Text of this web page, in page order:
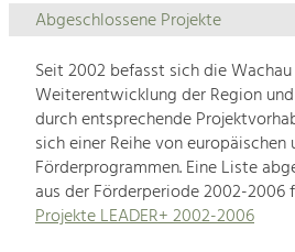
Abgeschlossene Projekte
Seit 2002 befasst sich die
Weiterentwicklung der Region
durch entsprechende
sich einer Reihe von
Förderprogrammen. Eine Liste
aus der Förderperiode 2002-2006
Projekte LEADER+ 2002-2006